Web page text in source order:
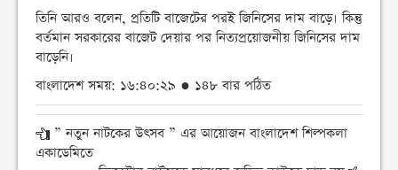
তিনি আরও বলেন, প্রতিটি বাজেটের পরই জিনিসের দাম বাড়ে। কিন্তু
বর্তমান সরকারের বাজেট দেয়ার পর নিত্যপ্রয়োজনীয় জিনিসের দাম
বাড়েনি।
বাংলাদেশ সময়: ১৬:৪০:২৯ ● ১৪৮ বার পঠিত
” নতুন নাটকের উৎসব ” এর আয়োজন বাংলাদেশ শিল্পকলা
একাডেমিতে